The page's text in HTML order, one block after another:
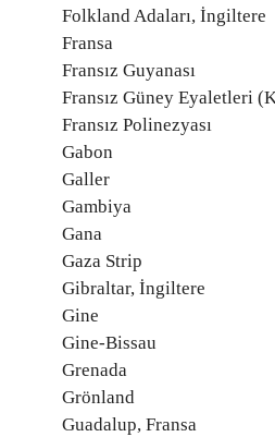
Folkland Adaları, İngiltere
Fransa
Fransız Guyanası
Fransız Güney Eyaletleri
Fransız Polinezyası
Gabon
Galler
Gambiya
Gana
Gaza Strip
Gibraltar, İngiltere
Gine
Gine-Bissau
Grenada
Grönland
Guadalup, Fransa